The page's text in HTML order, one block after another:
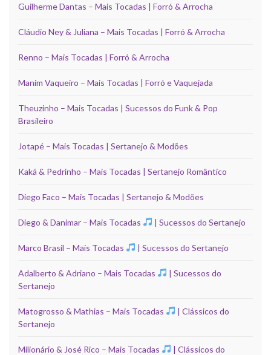
Guilherme Dantas – Mais Tocadas | Forró & Arrocha
Cláudio Ney & Juliana – Mais Tocadas | Forró & Arrocha
Renno – Mais Tocadas | Forró & Arrocha
Manim Vaqueiro – Mais Tocadas | Forró e Vaquejada
Theuzinho – Mais Tocadas | Sucessos do Funk & Pop
Brasileiro
Jotapé – Mais Tocadas | Sertanejo & Modões
Kaká & Pedrinho – Mais Tocadas | Sertanejo Romântico
Diego Faco – Mais Tocadas | Sertanejo & Modões
Diego & Danimar – Mais Tocadas | Sucessos do Sertanejo
Marco Brasil – Mais Tocadas | Sucessos do Sertanejo
Adalberto & Adriano – Mais Tocadas
| Sucessos do
Sertanejo
Matogrosso & Mathias – Mais Tocadas
| Clássicos do
Sertanejo
Milionário & José Rico – Mais Tocadas
| Clássicos do